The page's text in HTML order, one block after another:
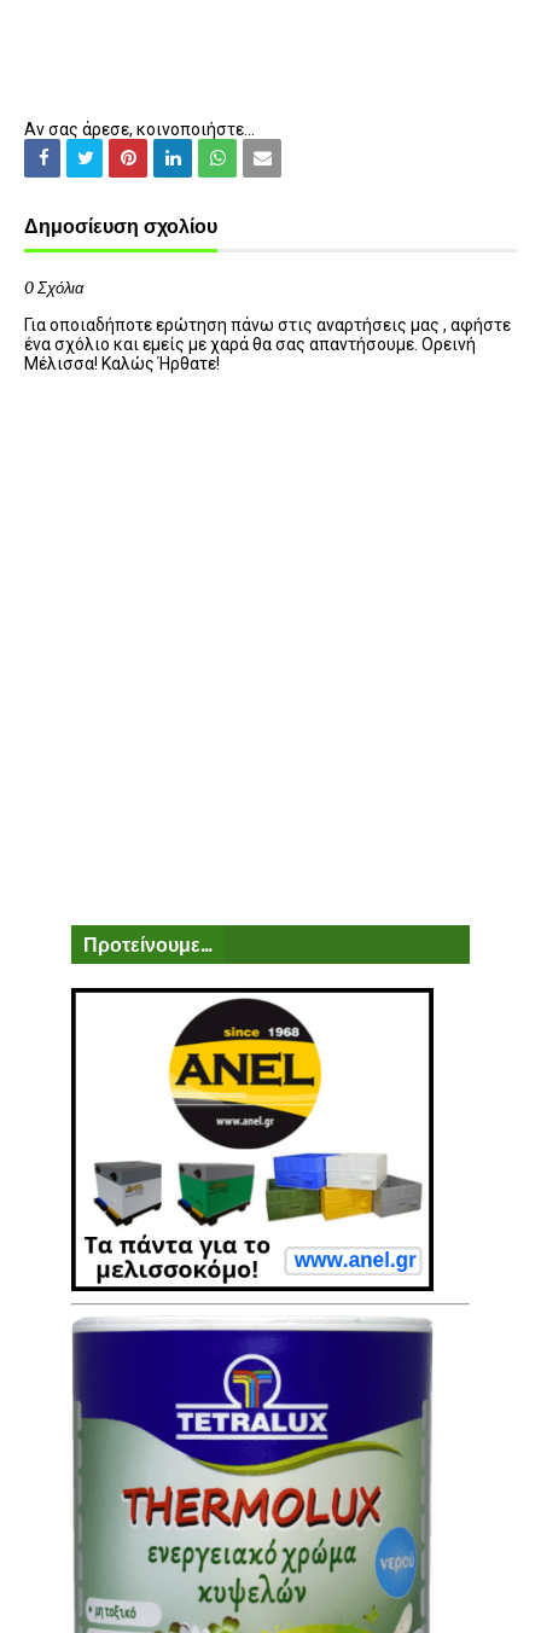
Αν σας άρεσε, κοινοποιήστε...
Δημοσίευση σχολίου
0 Σχόλια
Για οποιαδήποτε ερώτηση πάνω στις αναρτήσεις μας , αφήστε
ένα σχόλιο και εμείς με χαρά θα σας απαντήσουμε. Ορεινή
Μέλισσα! Καλώς Ήρθατε!
Προτείνουμε...